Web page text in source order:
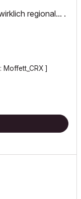
regional... .
]